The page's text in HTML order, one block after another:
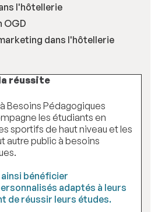
l'hôtellerie
OGD
dans l'hôtellerie
réussite
Besoins Pédagogiques
les étudiants en
sportifs de haut niveau et les
autre public à besoins
bénéficier
adaptés à leurs
de réussir leurs études.